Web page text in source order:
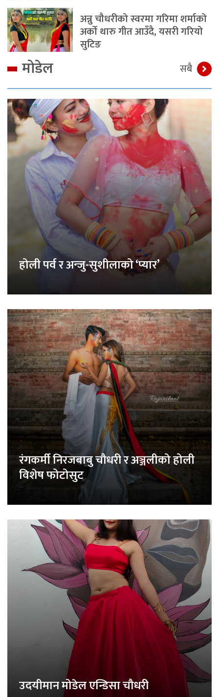
अन्नु चौधरीको स्वरमा गरिमा शर्माको
अर्को थारु गीत आउँदै, यसरी गरियो
सुटिङ
मोडेल सबै
होली पर्व र अन्जु-सुशीलाको ‘प्यार’
रंगकर्मी निरजबाबु चौधरी र अञ्जलीको होली
विशेष फोटोसुट
उदयीमान मोडेल एन्डिसा चौधरी